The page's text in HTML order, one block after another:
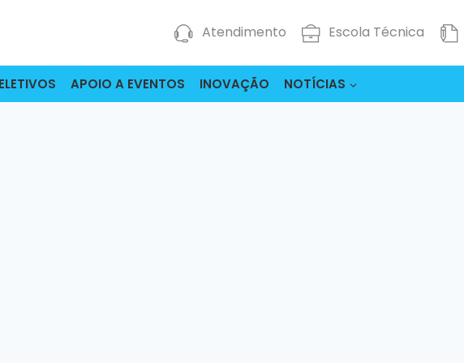
Atendimento Escola Técnica
APOIO A EVENTOS INOVAÇÃO NOTÍCIAS